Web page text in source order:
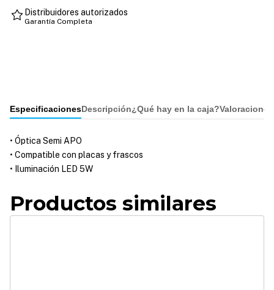
Distribuidores autorizados
Garantía Completa
EspecificacionesDescripción¿Qué hay en la caja?
• Óptica Semi APO
• Compatible con placas y frascos
• Iluminación LED 5W
Productos similares